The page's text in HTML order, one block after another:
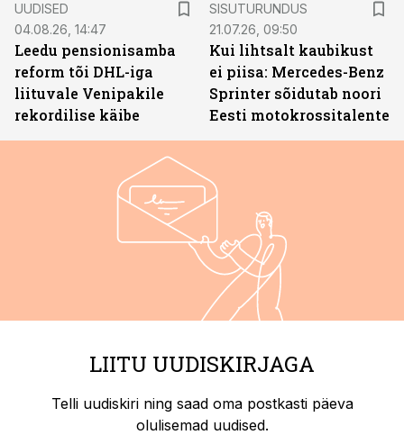
UUDISED
04.08.26, 14:47
Leedu pensionisamba
reform tõi DHL-iga
liituvale Venipakile
rekordilise käibe
SISUTURUNDUS
21.07.26, 09:50
Kui lihtsalt kaubikust
ei piisa: Mercedes-Benz
Sprinter sõidutab noori
Eesti motokrossitalente
LIITU UUDISKIRJAGA
Telli uudiskiri ning saad oma postkasti päeva
olulisemad uudised.